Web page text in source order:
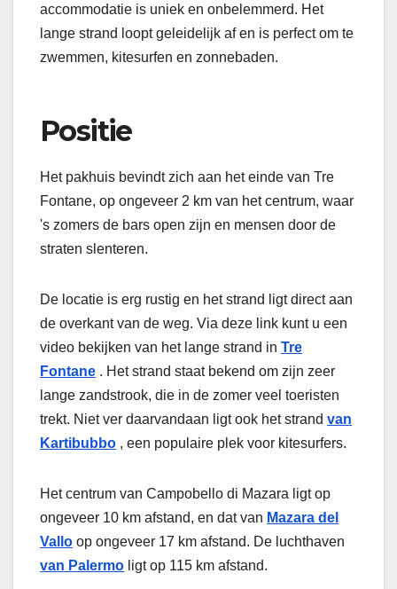
accommodatie is uniek en onbelemmerd. Het
lange strand loopt geleidelijk af en is perfect om te
zwemmen, kitesurfen en zonnebaden.
Positie
Het pakhuis bevindt zich aan het einde van Tre
Fontane, op ongeveer 2 km van het centrum, waar
's zomers de bars open zijn en mensen door de
straten slenteren.
De locatie is erg rustig en het strand ligt direct aan
de overkant van de weg. Via deze link kunt u een
video bekijken van het lange strand in Tre
Fontane . Het strand staat bekend om zijn zeer
lange zandstrook, die in de zomer veel toeristen
trekt. Niet ver daarvandaan ligt ook het strand van
Kartibubbo , een populaire plek voor kitesurfers.
Het centrum van Campobello di Mazara ligt op
ongeveer 10 km afstand, en dat van Mazara del
Vallo op ongeveer 17 km afstand. De luchthaven
van Palermo ligt op 115 km afstand.